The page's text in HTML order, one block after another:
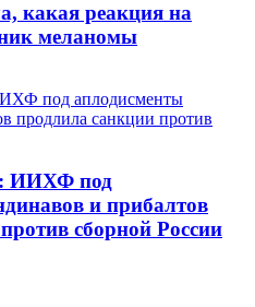
какая реакция на
меланомы
ИИХФ под
и прибалтов
сборной России